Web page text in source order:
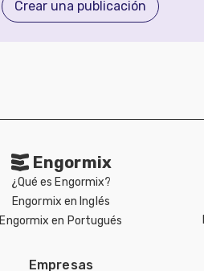
Crear una publicación
Engormix
¿Qué es Engormix?
Engormix en Inglés
Engormix en Portugués
Empresas